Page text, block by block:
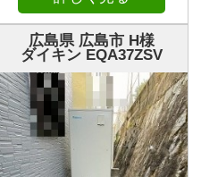
広島県 広島市 H様
ダイキン EQA37ZSV